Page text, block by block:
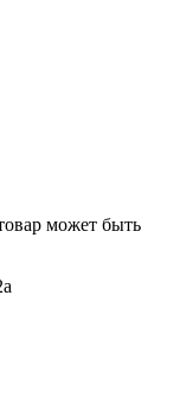
может быть